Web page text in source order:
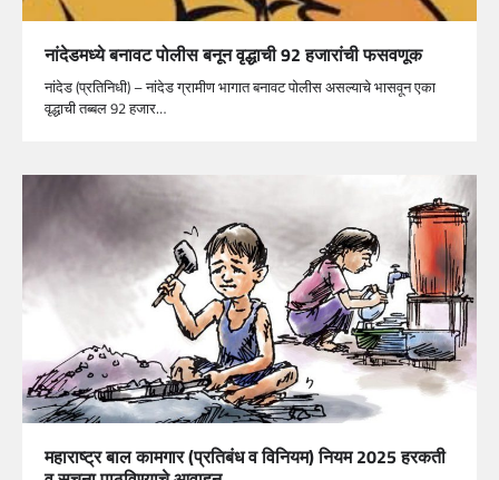
नांदेडमध्ये बनावट पोलीस बनून वृद्धाची 92 हजारांची फसवणूक
नांदेड (प्रतिनिधी) – नांदेड ग्रामीण भागात बनावट पोलीस असल्याचे भासवून एका
वृद्धाची तब्बल 92 हजार…
महाराष्ट्र बाल कामगार (प्रतिबंध व विनियम) नियम 2025 हरकती